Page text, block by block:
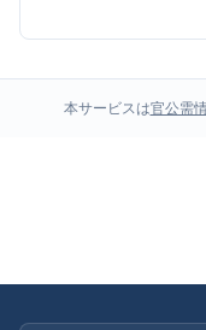
本サービスは官公需